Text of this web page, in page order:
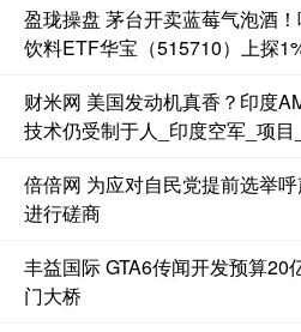
盈珑操盘 茅台开卖蓝莓气泡酒
饮料ETF华宝（515710）上探
财米网 美国发动机真香？印度
技术仍受制于人_印度空军_项目
倍倍网 为应对自民党提前选举
进行磋商
丰益国际 GTA6传闻开发预算20
门大桥